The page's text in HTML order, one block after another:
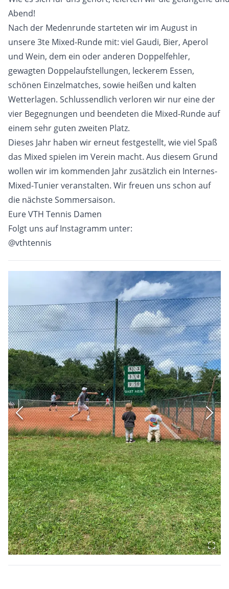
Abend!
Nach der Medenrunde starteten wir im August in
unsere 3te Mixed-Runde mit: viel Gaudi, Bier, Aperol
und Wein, dem ein oder anderen Doppelfehler,
gewagten Doppelaufstellungen, leckerem Essen,
schönen Einzelmatches, sowie heißen und kalten
Wetterlagen. Schlussendlich verloren wir nur eine der
vier Begegnungen und beendeten die Mixed-Runde auf
einem sehr guten zweiten Platz.
Dieses Jahr haben wir erneut festgestellt, wie viel Spaß
das Mixed spielen im Verein macht. Aus diesem Grund
wollen wir im kommenden Jahr zusätzlich ein Internes-
Mixed-Tunier veranstalten. Wir freuen uns schon auf
die nächste Sommersaison.
Eure VTH Tennis Damen
Folgt uns auf Instagramm unter:
@vthtennis